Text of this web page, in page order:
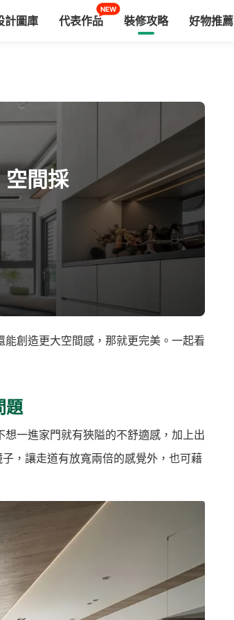
計圖庫
NEW
代表作品 裝修攻略 好物推薦
空間採
創造更大空間感，那就更完美。一起看
題
一進家門就有狹隘的不舒適感，加上出
，讓走道有放寬兩倍的感覺外，也可藉